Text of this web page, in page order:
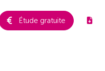
Étude gratuite